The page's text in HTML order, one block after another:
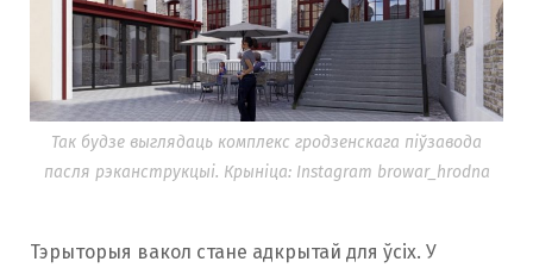
Так будзе выглядаць комплекс гродзенскага піўзавода
пасля рэканструкцыі. Крыніца: Instagram browar_hrodna
Тэрыторыя вакол стане адкрытай для ўсіх. У